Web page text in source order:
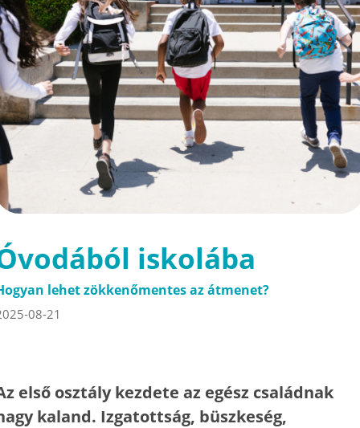
iskolába
lehet zökkenőmentes az átmenet?
08-21
első osztály kezdete az egész családnak
kaland. Izgatottság, büszkeség,